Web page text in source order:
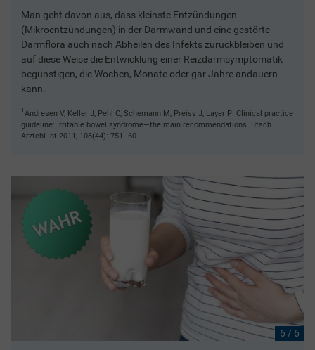
Man geht davon aus, dass kleinste Entzündungen
(Mikroentzündungen) in der Darmwand und eine gestörte
Darmflora auch nach Abheilen des Infekts zurückbleiben und
auf diese Weise die Entwicklung einer Reizdarmsymptomatik
begünstigen, die Wochen, Monate oder gar Jahre andauern
kann.
1 Andresen V, Keller J, Pehl C, Schemann M, Preiss J, Layer P: Clinical practice
guideline: Irritable bowel syndrome—the main recommendations. Dtsch
Arztebl Int 2011; 108(44): 751–60.
6 / 6